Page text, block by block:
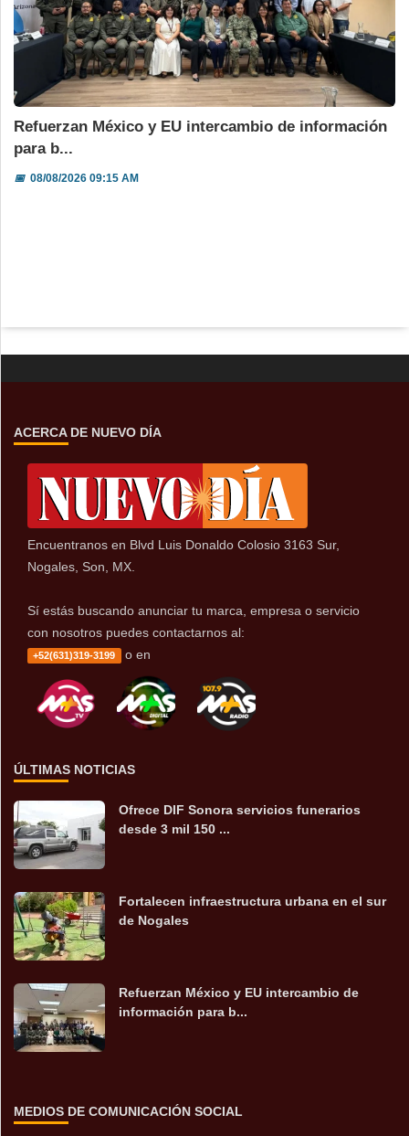
Refuerzan México y EU intercambio de información
para b...
📅08/08/2026 09:15 AM
ACERCA DE NUEVO DÍA
Encuentranos en Blvd Luis Donaldo Colosio 3163 Sur,
Nogales, Son, MX.
Sí estás buscando anunciar tu marca, empresa o servicio
con nosotros puedes contactarnos al:
+52(631)319-3199 o en
ÚLTIMAS NOTICIAS
Ofrece DIF Sonora servicios funerarios
desde 3 mil 150 ...
Fortalecen infraestructura urbana en el sur
de Nogales
Refuerzan México y EU intercambio de
información para b...
MEDIOS DE COMUNICACIÓN SOCIAL